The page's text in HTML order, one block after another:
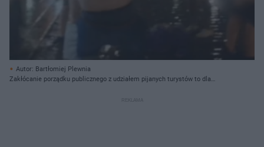
Autor: Bartłomiej Plewnia
Zakłócanie porządku publicznego z udziałem pijanych turystów to dla